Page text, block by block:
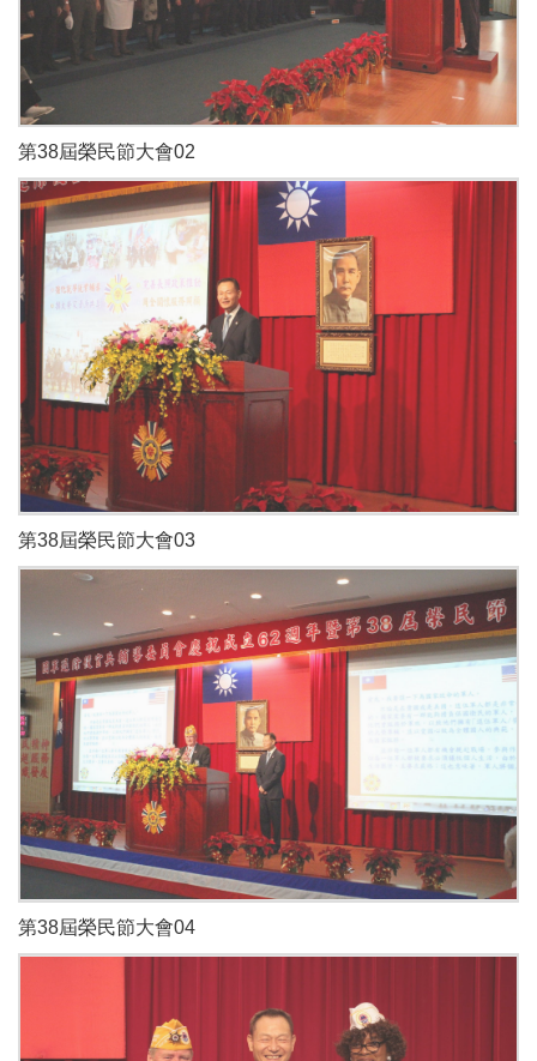
第38屆榮民節大會02
第38屆榮民節大會03
第38屆榮民節大會04